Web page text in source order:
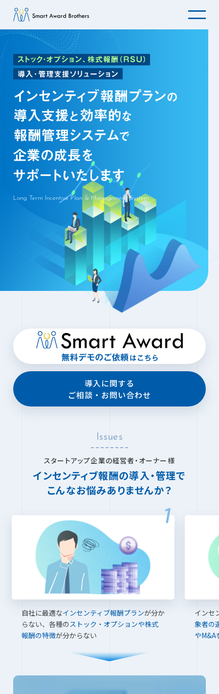
Long Term Incentive Plan & Management System
導入に関する
ご相談・お問い合わせ
Issues
スタートアップ企業の経営者・オーナー様
インセンティブ報酬の導入・管理で
こんなお悩みありませんか？
自社に最適なインセンティブ報酬プランが分か
らない、各種の ストック・オプションや株式
報酬の特徴が分からない
インセ
象者の
やM&A